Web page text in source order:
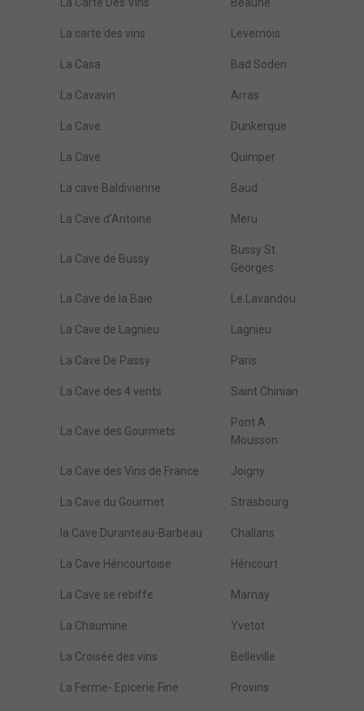
La carte des vins Levernois
La Casa Bad Soden
La Cavavin Arras
La Cave Dunkerque
La Cave Quimper
La cave Baldivienne Baud
La Cave d'Antoine Meru
La Cave de Bussy
Bussy St
Georges
La Cave de la Baie Le Lavandou
La Cave de Lagnieu Lagnieu
La Cave De Passy Paris
La Cave des 4 vents Saint Chinian
La Cave des Gourmets
Pont A
Mousson
La Cave des Vins de France Joigny
La Cave du Gourmet Strasbourg
la Cave Duranteau-Barbeau Challans
La Cave Héricourtoise Héricourt
La Cave se rebiffe Marnay
La Chaumine Yvetot
La Croisée des vins Belleville
La Ferme- Epicerie Fine Provins